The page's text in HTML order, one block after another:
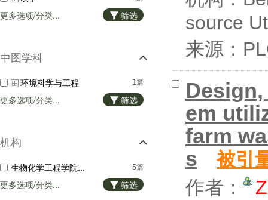
更多选项/分类...
筛选
中图学科
1篇
环境科学与工程
更多选项/分类...
筛选
机构
5篇
生物化学工程学院...
更多选项/分类...
筛选
source
来源：
em
farm
s
被引
作者：